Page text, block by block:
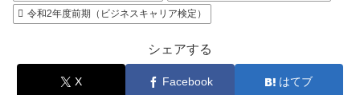
令和2年度前期（ビジネスキャリア検定）
シェアする
X Facebook はてブ